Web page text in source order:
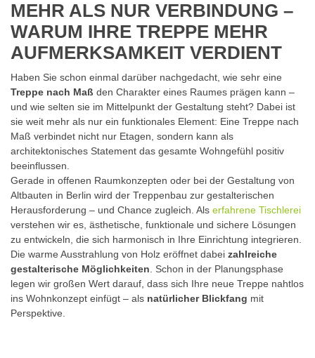
MEHR ALS NUR VERBINDUNG –
WARUM IHRE TREPPE MEHR
AUFMERKSAMKEIT VERDIENT
Haben Sie schon einmal darüber nachgedacht, wie sehr eine
Treppe nach Maß den Charakter eines Raumes prägen kann –
und wie selten sie im Mittelpunkt der Gestaltung steht? Dabei ist
sie weit mehr als nur ein funktionales Element: Eine Treppe nach
Maß verbindet nicht nur Etagen, sondern kann als
architektonisches Statement das gesamte Wohngefühl positiv
beeinflussen.
Gerade in offenen Raumkonzepten oder bei der Gestaltung von
Altbauten in Berlin wird der Treppenbau zur gestalterischen
Herausforderung – und Chance zugleich. Als erfahrene Tischlerei
verstehen wir es, ästhetische, funktionale und sichere Lösungen
zu entwickeln, die sich harmonisch in Ihre Einrichtung integrieren.
Die warme Ausstrahlung von Holz eröffnet dabei zahlreiche
gestalterische Möglichkeiten . Schon in der Planungsphase
legen wir großen Wert darauf, dass sich Ihre neue Treppe nahtlos
ins Wohnkonzept einfügt – als natürlicher Blickfang mit
Perspektive.